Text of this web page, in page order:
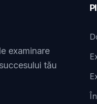
examinare
tău